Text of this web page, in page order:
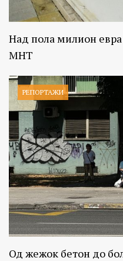
Над пола милион
МНТ
РЕПОРТАЖИ
Од жежок бетон до